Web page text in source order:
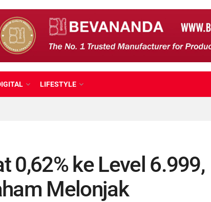
LIFESTYLE
0,62% ke Level 6.999,
Melonjak